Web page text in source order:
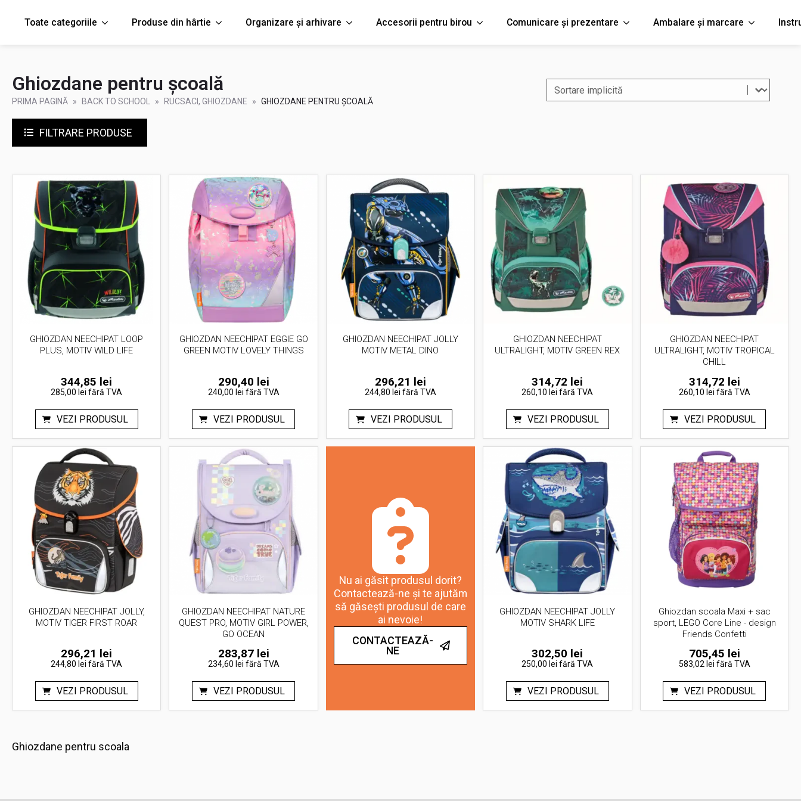
Toate categoriile Produse din hârtie Organizare și arhivare Accesorii pentru birou Comunicare și prezentare Ambalare și marcare
Ghiozdane pentru școală
PRIMA PAGINĂ BACK TO SCHOOL RUCSACI, GHIOZDANE GHIOZDANE PENTRU ȘCOALĂ
Filtreaza
Sort content
FILTRARE PRODUSE
GHIOZDAN NEECHIPAT LOOP
PLUS, MOTIV WILD LIFE
344,85 lei
285,00 leifără TVA
VEZI PRODUSUL
GHIOZDAN NEECHIPAT EGGIE GO
GREEN MOTIV LOVELY THINGS
290,40 lei
240,00 lei fără TVA
VEZI PRODUSUL
GHIOZDAN NEECHIPAT JOLLY
MOTIV METAL DINO
296,21 lei
244,80 lei fără TVA
VEZI PRODUSUL
GHIOZDAN NEECHIPAT
ULTRALIGHT, MOTIV GREEN REX
314,72 lei
260,10 leifără TVA
VEZI PRODUSUL
GHIOZDAN NEECHIPAT
ULTRALIGHT, MOTIV TROPICAL
CHILL
314,72 lei
260,10 lei fără TVA
VEZI PRODUSUL
GHIOZDAN NEECHIPAT JOLLY,
MOTIV TIGER FIRST ROAR
296,21 lei
244,80 leifără TVA
VEZI PRODUSUL
GHIOZDAN NEECHIPAT NATURE
QUEST PRO, MOTIV GIRL POWER,
GO OCEAN
283,87 lei
234,60 lei fără TVA
VEZI PRODUSUL
Nu ai găsit produsul dorit?
Contactează-ne și te ajutăm
să găsești produsul de care
ai nevoie!
CONTACTEAZĂ-
NE
GHIOZDAN NEECHIPAT JOLLY
MOTIV SHARK LIFE
302,50 lei
250,00 leifără TVA
VEZI PRODUSUL
Ghiozdan scoala Maxi + sac
sport, LEGO Core Line - design
Friends Confetti
705,45 lei
583,02 lei fără TVA
VEZI PRODUSUL
Ghiozdane pentru scoala